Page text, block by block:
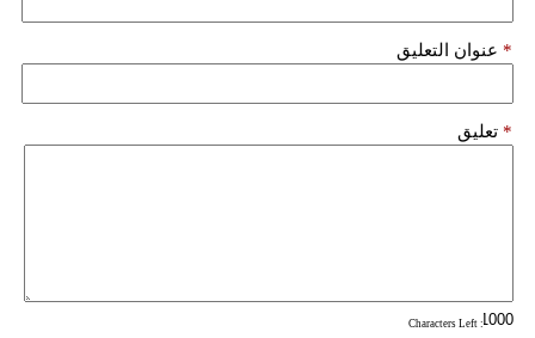
عنوان التعليق *
تعليق *
: Characters Left